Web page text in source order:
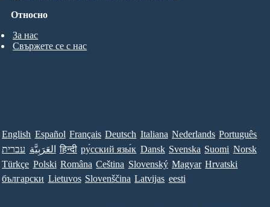
Относно
За нас
Свържете се с нас
English Español Français Deutsch Italiana Nederlands Português
עברית العَرَبِيَّة हिन्दी ру́сский язы́к Dansk Svenska Suomi Norsk
Türkçe Polski Româna Ceština Slovenský Magyar Hrvatski
български Lietuvos Slovenščina Latvijas eesti